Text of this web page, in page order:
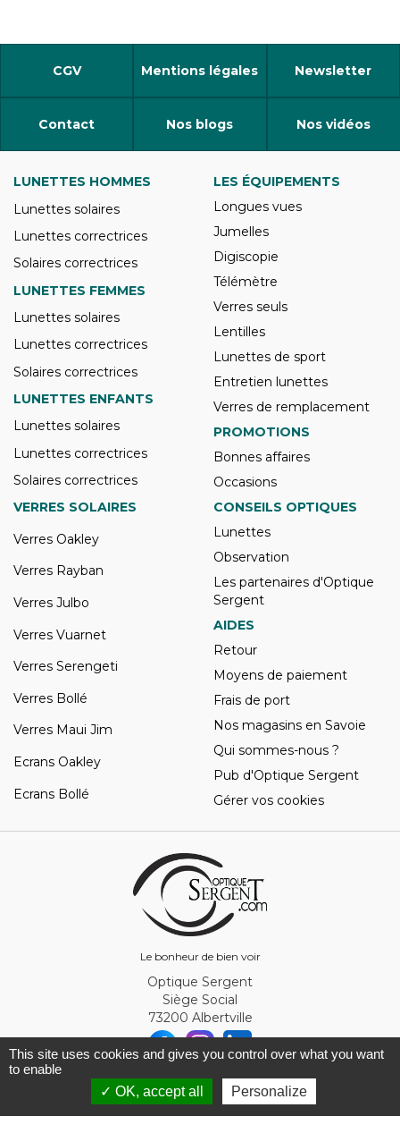
CGV Mentions légales Newsletter
Contact Nos blogs Nos vidéos
Le bonheur de bien voir
LUNETTES HOMMES
Lunettes solaires
Lunettes correctrices
Solaires correctrices
LUNETTES FEMMES
Lunettes solaires
Lunettes correctrices
Solaires correctrices
LUNETTES ENFANTS
Lunettes solaires
Lunettes correctrices
Solaires correctrices
LES ÉQUIPEMENTS
Longues vues
Jumelles
Digiscopie
Télémètre
Verres seuls
Lentilles
Lunettes de sport
Entretien lunettes
Verres de remplacement
PROMOTIONS
Bonnes affaires
Occasions
VERRES SOLAIRES
Verres Oakley
Verres Rayban
Verres Julbo
Verres Vuarnet
Verres Serengeti
Verres Bollé
Verres Maui Jim
Ecrans Oakley
Ecrans Bollé
CONSEILS OPTIQUES
Lunettes
Observation
Les partenaires d'Optique
Sergent
AIDES
Retour
Moyens de paiement
Frais de port
Nos magasins en Savoie
Qui sommes-nous ?
Pub d'Optique Sergent
Gérer vos cookies
Optique Sergent
Siège Social
73200 Albertville
© Optique Sergent 2026 - SIRET 32993919300010
This site uses cookies and gives you control over what you want
to enable
✓ OK, accept all
Personalize